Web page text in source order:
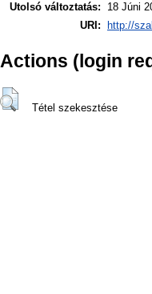
Utolsó változtatás:
18 Júni
URI:
http://
Actions (login
Tétel szekesztése